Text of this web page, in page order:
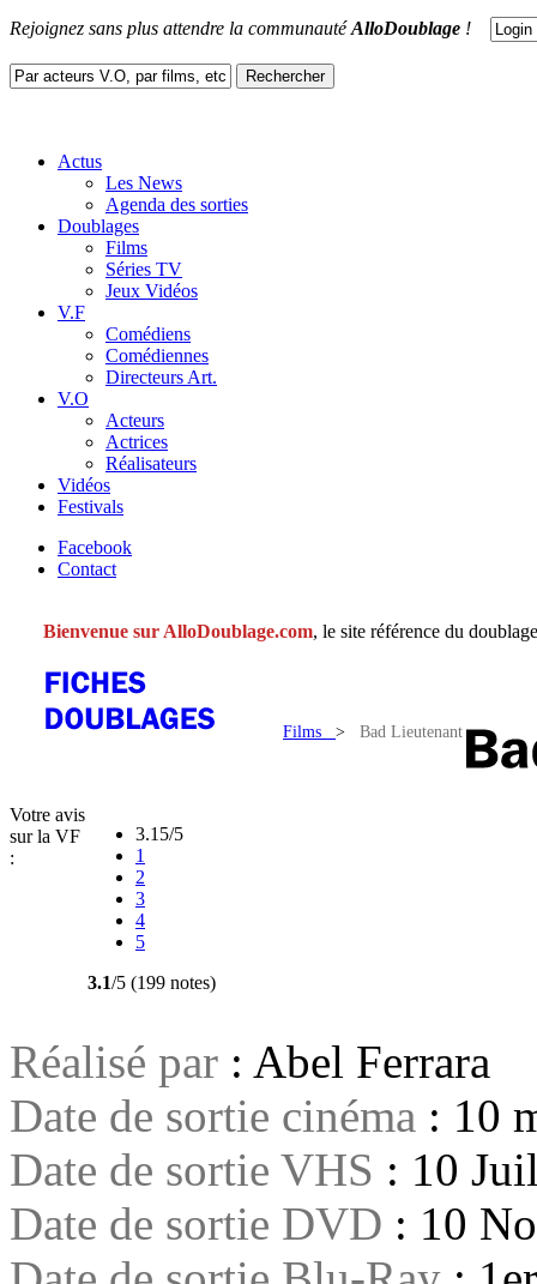
Rejoignez sans plus attendre la communautéAlloDoublage !
Actus
Les News
Agenda des sorties
Doublages
Films
Séries TV
Jeux Vidéos
V.F
Comédiens
Comédiennes
Directeurs Art.
V.O
Acteurs
Actrices
Réalisateurs
Vidéos
Festivals
Facebook
Contact
Bienvenue sur AlloDoublage.com, le site référence du
Films > Bad Lieutenant
Votre avis
sur la VF
:
3.15/5
1
2
3
4
5
3.1/5 (199 notes)
Réalisé par : Abel Ferrara
Date de sortie cinéma : 10
Date de sortie VHS : 10
Date de sortie DVD : 10